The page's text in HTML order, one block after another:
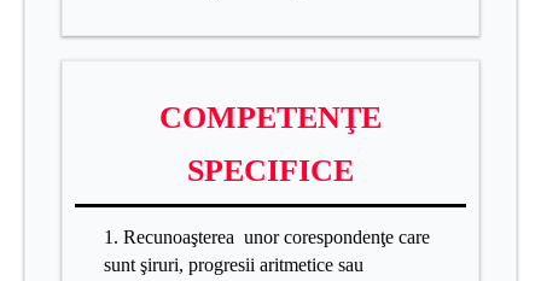
COMPETENŢE
SPECIFICE
1. Recunoaşterea unor corespondenţe care
sunt şiruri, progresii aritmetice sau